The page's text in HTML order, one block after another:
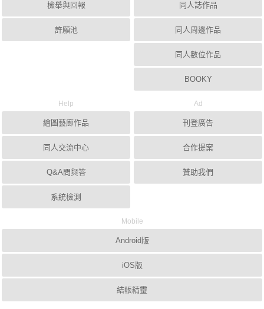
檢舉與回報
許願池
同人誌作品
同人周邊作品
同人數位作品
BOOKY
Help
繪圖藝廊作品
同人交流中心
Q&A問與答
系統檢測
Ad
刊登廣告
合作提案
贊助我們
Mobile
Android版
iOS版
結帳精靈